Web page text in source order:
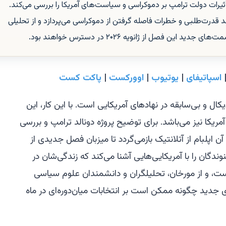
دولت ترامپ بر دموکراسی و سیاست‌های آمریکا را بررسی می‌کند.
و خطرات فاصله گرفتن از دموکراسی می‌پردازد و از تحلیلی
فصل از ژانویه ۲۰۲۶ در دسترس خواهند بود.
اسپاتیفای | یوتیوب | اوورکست | پاکت کست
و بی‌سابقه در نهادهای آمریکایی است. با این کار، این
نیز می‌باشد. برای توضیح پروژه دونالد ترامپ و بررسی
اپلبام ازآتلانتیک بازمی‌گردد تا میزبان فصل جدیدی از
را با آمریکایی‌هایی آشنا می‌کند که زندگی‌شان در
و از مورخان، تحلیلگران و دانشمندان علوم سیاسی
چگونه ممکن است بر انتخابات میان‌دوره‌ای در ماه